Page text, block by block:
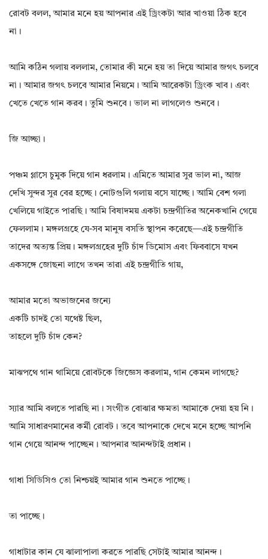
রোবট বলল, আমার মনে হয় আপনার এই ড্রিংকটা আর খাওয়া ঠিক হবে
না।
আমি কঠিন গলায় বললাম, তোমার কী মনে হয় তা দিয়ে আমার জগৎ চলবে
না। আমার জগৎ চলবে আমার নিয়মে। আমি আরেকটা ড্রিংক খাব। এবং
খেতে খেতে গান করব। তুমি শুনবে। ভাল না লাগলেও শুনবে।
জি আচ্ছা।
পঞ্চম গ্লাসে চুমুক দিয়ে গান ধরলাম। এমিতে আমার সুর ভাল না, আজ
দেখি সুন্দর সুর বের হচ্ছে। নোটগুলি গলায় বসে যাচ্ছে। আমি বেশ গলা
খেলিয়ে গাইতে পারছি। আমি বিষাদময় একটা চন্দ্ৰগীতির অনেকখানি গেয়ে
ফেললাম। মঙ্গলগ্রহে যে-সব মানুষ বসতি স্থাপন করেছে—এই চন্দ্রগীতি
তাদের অত্যন্ত প্রিয়। মঙ্গলগ্রহের দুটি চাঁদ ডিমোস এবং ফিববাসে যখন
একসঙ্গে জোছনা লাগে তখন তারা এই চন্দ্রগীতি গায়,
আমার মতো অভাজনের জন্যে
একটি চাদই তো যথেষ্ট ছিল,
তাহলে দুটি চাঁদ কেন?
মাঝপথে গান থামিয়ে রোবটকে জিজ্ঞেস করলাম, গান কেমন লাগছে?
স্যার আমি বলতে পারছি না। সংগীত বোঝার ক্ষমতা আমাকে দেয়া হয় নি।
আমি সাধারণমানের কর্মী রোবট। তবে আপনাকে দেখে মনে হচ্ছে আপনি
গান গেয়ে আনন্দ পাচ্ছেন। আপনার আনন্দটাই প্রধান।
গাধা সিডিসিও তো নিশ্চয়ই আমার গান শুনতে পাচ্ছে।
তা পাচ্ছে।
গাধাটার কান যে ঝালাপালা করতে পারছি সেটাই আমার আনন্দ।